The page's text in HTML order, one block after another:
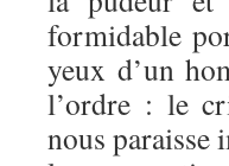
formidable
yeux d’un
l’ordre : le
nous